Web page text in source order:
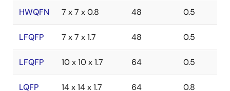
HWQFN 7 x 7 x 0.8 48 0.5
LFQFP 7 x 7 x 1.7 48 0.5
LFQFP 10 x 10 x 1.7 64 0.5
LQFP 14 x 14 x 1.7 64 0.8